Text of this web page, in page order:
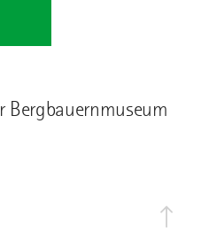
Bergbauernmuseum